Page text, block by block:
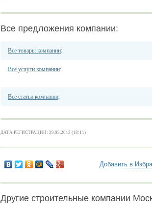
Все предложения компании:
Все товары компании:
Все услуги компании:
Все статьи компании:
ДАТА РЕГИСТРАЦИИ: 29.05.2013 (18:11)
Добавить в
Другие строительные компании